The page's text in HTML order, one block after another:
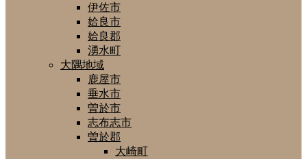
伊佐市
姶良市
姶良郡
湧水町
大隅地域
鹿屋市
垂水市
曽於市
志布志市
曽於郡
大崎町